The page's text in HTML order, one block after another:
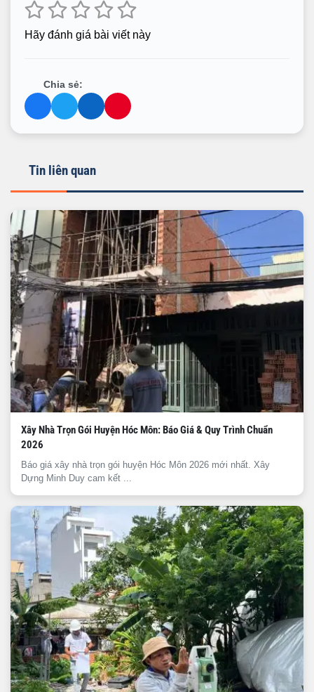
Hãy đánh giá bài viết này
Chia sẻ:
Tin liên quan
Xây Nhà Trọn Gói Huyện Hóc Môn: Báo Giá & Quy Trình Chuẩn
2026
Báo giá xây nhà trọn gói huyện Hóc Môn 2026 mới nhất. Xây
Dựng Minh Duy cam kết ...